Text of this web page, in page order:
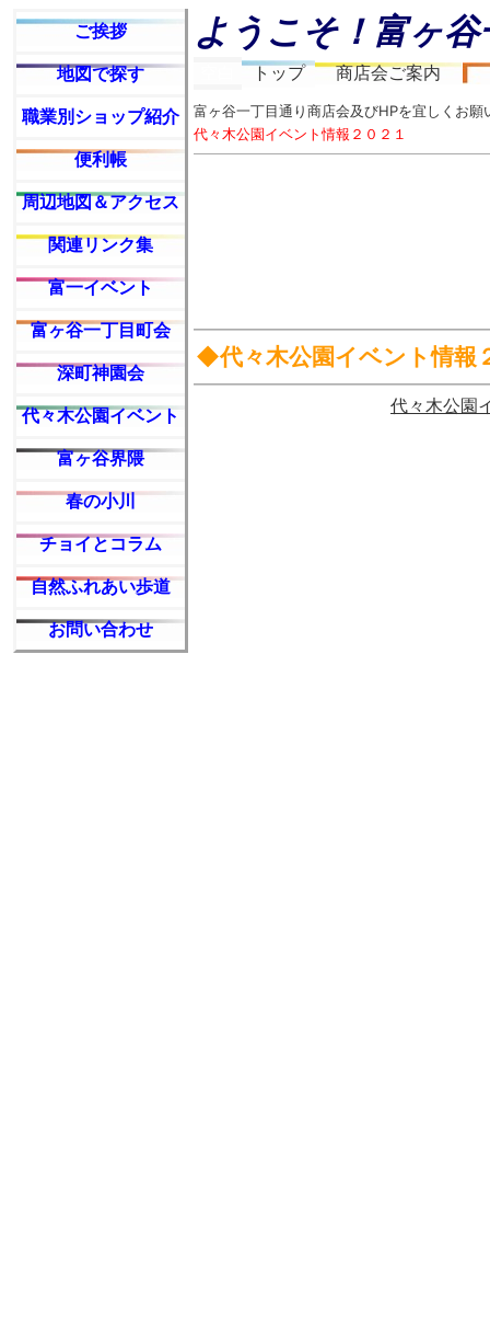
ご挨拶
地図で探す
職業別ショップ紹介
便利帳
周辺地図＆アクセス
関連リンク集
富一イベント
富ヶ谷一丁目町会
深町神園会
代々木公園イベント
富ヶ谷界隈
春の小川
チョイとコラム
自然ふれあい歩道
お問い合わせ
ようこそ！富ヶ
トップ 商店会ご案内
富ヶ谷一丁目通り商店会及びHPを宜しくお
代々木公園イベント情報２０２１
◆代々木公園イベント情報
代々木公園